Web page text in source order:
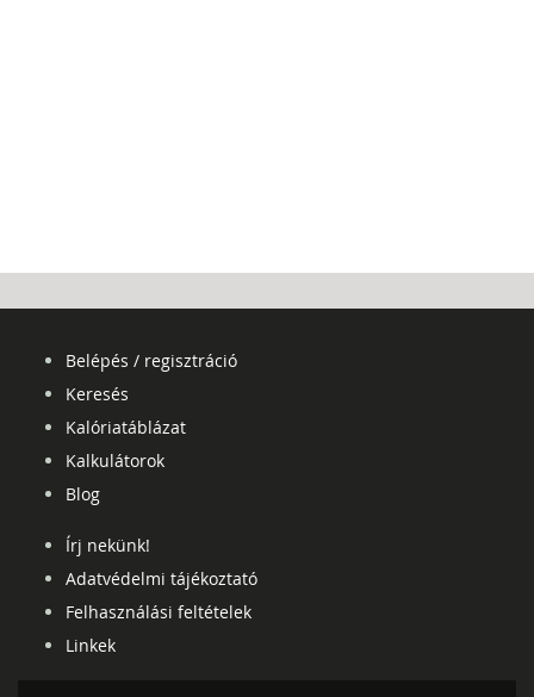
Belépés / regisztráció
Keresés
Kalóriatáblázat
Kalkulátorok
Blog
Írj nekünk!
Adatvédelmi tájékoztató
Felhasználási feltételek
Linkek